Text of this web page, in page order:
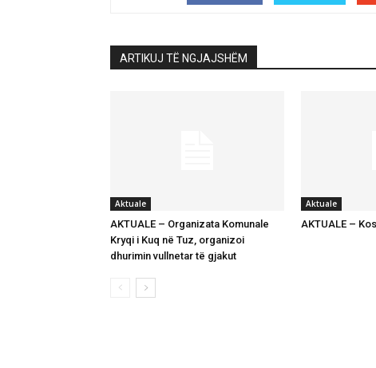
ARTIKUJ TË NGJAJSHËM
Aktuale
AKTUALE – Organizata Komunale
Kryqi i Kuq në Tuz, organizoi
dhurimin vullnetar të gjakut
Aktuale
AKTUALE –